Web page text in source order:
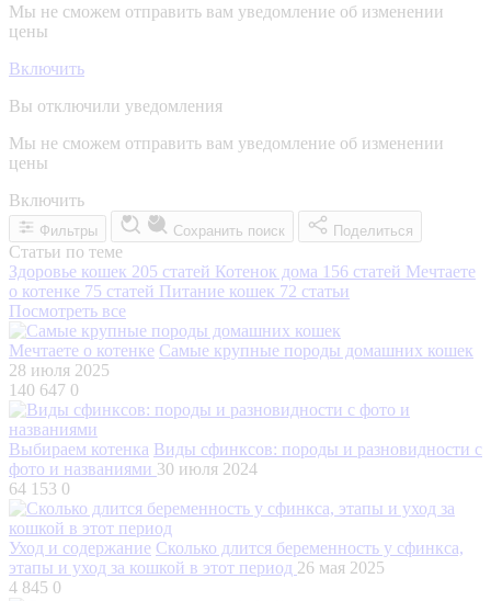
Мы не сможем отправить вам уведомление об изменении
цены
Включить
Вы отключили уведомления
Мы не сможем отправить вам уведомление об изменении
цены
Включить
Фильтры Сохранить поиск Поделиться
Статьи по теме
Здоровье кошек 205 статей Котенок дома 156 статей Мечтаете
о котенке 75 статей Питание кошек 72 статьи
Посмотреть все
Мечтаете о котенке Самые крупные породы домашних кошек
28 июля 2025
140 647 0
Выбираем котенка Виды сфинксов: породы и разновидности с
фото и названиями 30 июля 2024
64 153 0
Уход и содержание Сколько длится беременность у сфинкса,
этапы и уход за кошкой в этот период 26 мая 2025
4 845 0